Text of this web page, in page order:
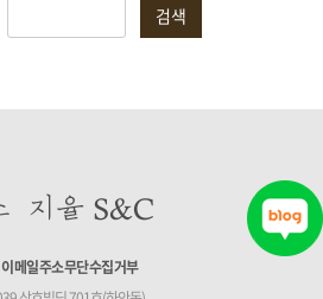
검색
이메일주소무단수집거부